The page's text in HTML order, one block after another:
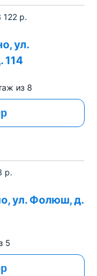
122 р.
ул.
114
из 8
р.
ул. Фолюш, д.
5